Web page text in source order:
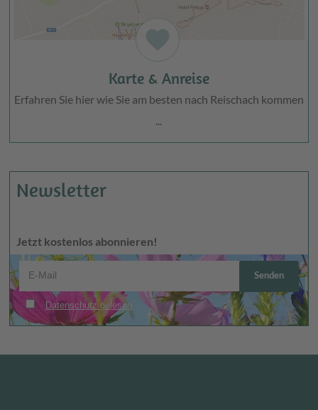
favorite
Karte & Anreise
Erfahren Sie hier wie Sie am besten nach Reischach kommen
Newsletter
Jetzt kostenlos abonnieren!